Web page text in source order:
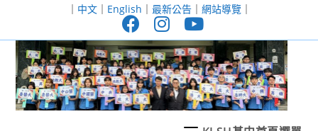
至
｜ 中文｜ English ｜ 最新公告｜ 網站導覽｜